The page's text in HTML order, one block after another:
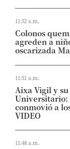
11:52 a.m.
Colonos
agreden a
oscarizada
11:51 a.m.
Aixa Vigil y
Universitario:
conmovió a
VIDEO
11:48 a.m.